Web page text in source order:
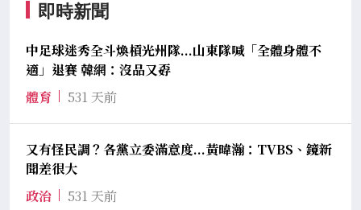
即時新聞
中足球迷秀全斗煥槓光州隊...山東隊喊「全體身體不
適」退賽 韓網：沒品又孬
體育
531 天前
又有怪民調？各黨立委滿意度...黃暐瀚：TVBS、鏡新
聞差很大
政治
531 天前